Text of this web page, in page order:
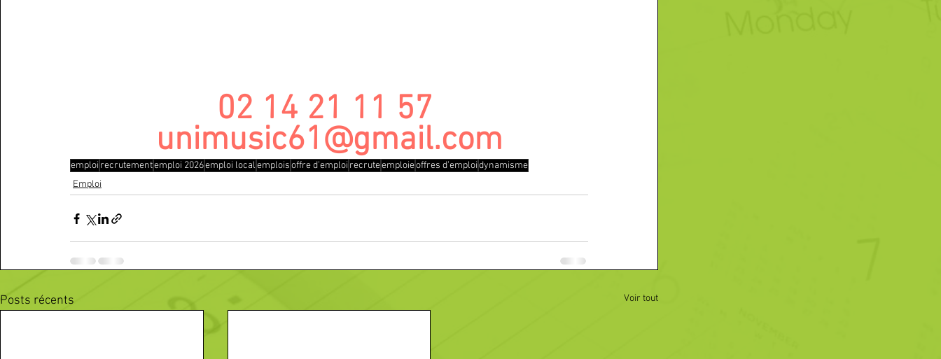
02 14 21 11 57
unimusic61@gmail.com
emploi recrutementemploi 2026emploi localemploisoffre d’emploi recruteemploieoffres d’emploidynamisme
Emploi
Posts récents Voir tout